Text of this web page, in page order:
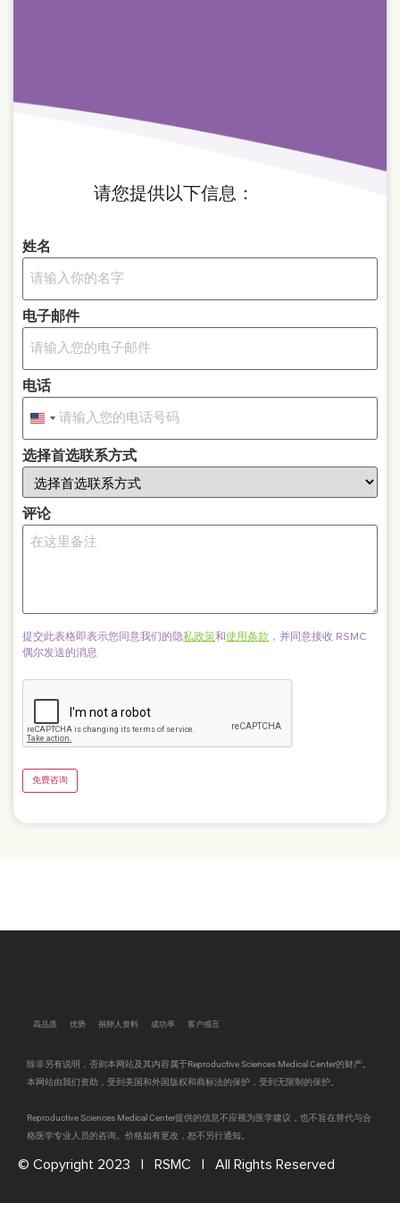
请您提供以下信息：
姓名
电子邮件
电话
United States +1
选择首选联系方式
评论
提交此表格即表示您同意我们的隐私政策和使用条款 ，并同意接收 RSMC
偶尔发送的消息
CAPTCHA
免费咨询
高品质 优势 捐卵人资料 成功率 客户感言
除非另有说明，否则本网站及其内容属于Reproductive Sciences Medical Center的财产。
本网站由我们资助，受到美国和外国版权和商标法的保护，受到无限制的保护。
Reproductive Sciences Medical Center提供的信息不应视为医学建议，也不旨在替代与合
格医学专业人员的咨询。价格如有更改，恕不另行通知。
© Copyright 2023 | RSMC | All Rights Reserved